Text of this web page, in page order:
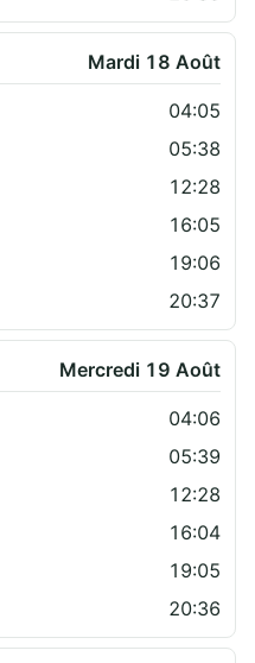
Mardi 18 Août
04:05
05:38
12:28
16:05
19:06
20:37
Mercredi 19 Août
04:06
05:39
12:28
16:04
19:05
20:36